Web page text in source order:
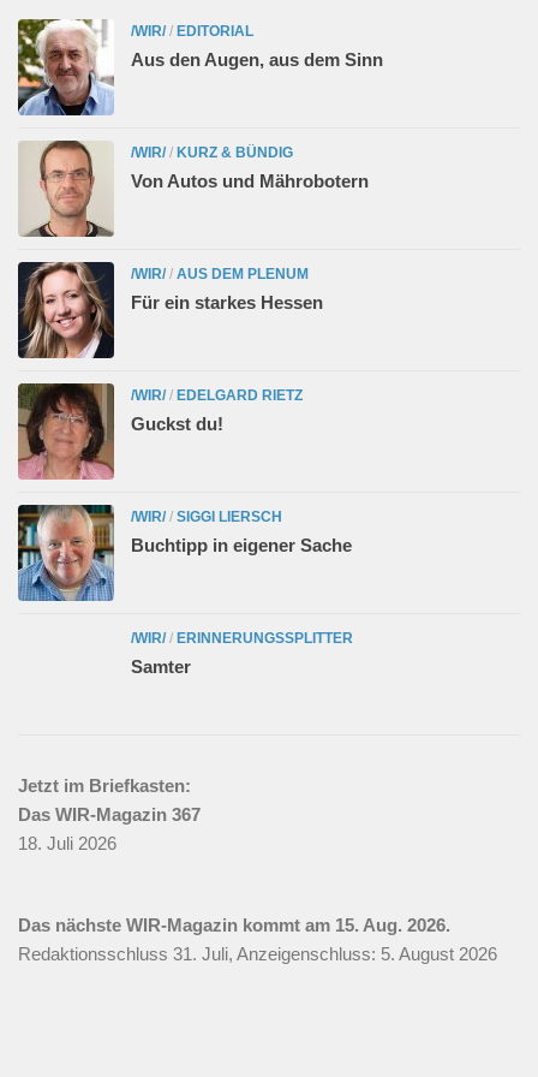
/WIR/ / EDITORIAL
Aus den Augen, aus dem Sinn
/WIR/ / KURZ & BÜNDIG
Von Autos und Mährobotern
/WIR/ / AUS DEM PLENUM
Für ein starkes Hessen
/WIR/ / EDELGARD RIETZ
Guckst du!
/WIR/ / SIGGI LIERSCH
Buchtipp in eigener Sache
/WIR/ / ERINNERUNGSSPLITTER
Samter
Jetzt im Briefkasten:
Das WIR-Magazin 367
18. Juli 2026
Das nächste WIR-Magazin kommt am 15. Aug. 2026.
Redaktionsschluss 31. Juli, Anzeigenschluss: 5. August 2026